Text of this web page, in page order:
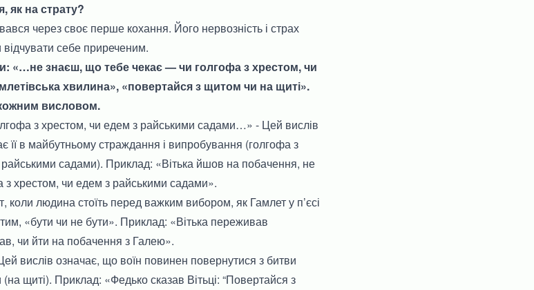
як на страту?
через своє перше кохання. Його нервозність і страх
себе приреченим.
«…не знаєш, що тебе чекає — чи голгофа з хрестом, чи
хвилина», «повертайся з щитом чи на щиті».
висловом.
з хрестом, чи едем з райськими садами…» - Цей вислів
її в майбутньому страждання і випробування (голгофа з
райськими садами). Приклад: «Вітька йшов на побачення, не
хрестом, чи едем з райськими садами».
коли людина стоїть перед важким вибором, як Гамлет у п’єсі
«бути чи не бути». Приклад: «Вітька переживав
чи йти на побачення з Галею».
вислів означає, що воїн повинен повернутися з битви
щиті). Приклад: «Федько сказав Вітьці: “Повертайся з